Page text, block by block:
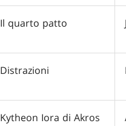
Il quarto patto
Distrazioni
Kytheon Iora di Akros